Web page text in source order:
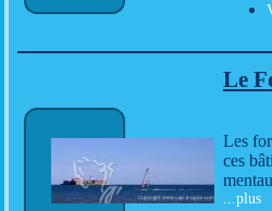
Le
Les
ces
...plus